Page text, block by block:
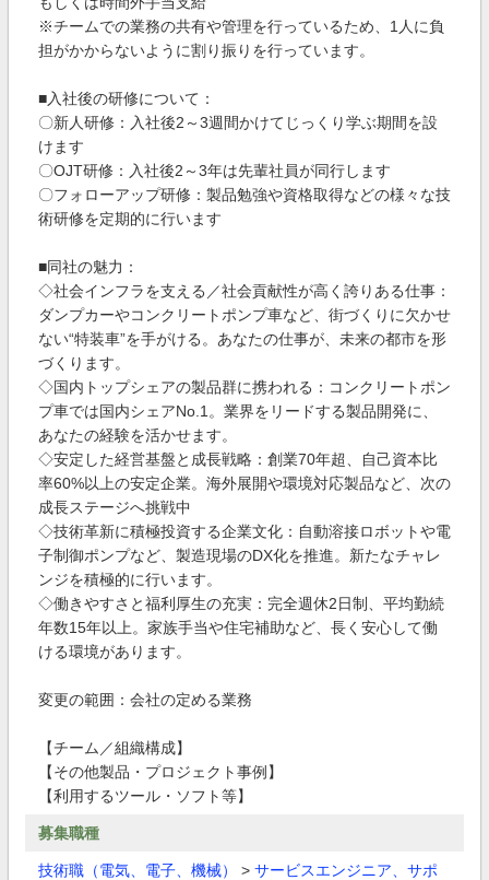
※チームでの業務の共有や管理を行っているため、1人に負
担がかからないように割り振りを行っています。
■入社後の研修について：
〇新人研修：入社後2～3週間かけてじっくり学ぶ期間を設
けます
〇OJT研修：入社後2～3年は先輩社員が同行します
〇フォローアップ研修：製品勉強や資格取得などの様々な技
術研修を定期的に行います
■同社の魅力：
◇社会インフラを支える／社会貢献性が高く誇りある仕事：
ダンプカーやコンクリートポンプ車など、街づくりに欠かせ
ない“特装車”を手がける。あなたの仕事が、未来の都市を形
づくります。
◇国内トップシェアの製品群に携われる：コンクリートポン
プ車では国内シェアNo.1。業界をリードする製品開発に、
あなたの経験を活かせます。
◇安定した経営基盤と成長戦略：創業70年超、自己資本比
率60%以上の安定企業。海外展開や環境対応製品など、次の
成長ステージへ挑戦中
◇技術革新に積極投資する企業文化：自動溶接ロボットや電
子制御ポンプなど、製造現場のDX化を推進。新たなチャレ
ンジを積極的に行います。
◇働きやすさと福利厚生の充実：完全週休2日制、平均勤続
年数15年以上。家族手当や住宅補助など、長く安心して働
ける環境があります。
変更の範囲：会社の定める業務
【チーム／組織構成】
【その他製品・プロジェクト事例】
【利用するツール・ソフト等】
募集職種
技術職（電気、電子、機械） > サービスエンジニア、サポ